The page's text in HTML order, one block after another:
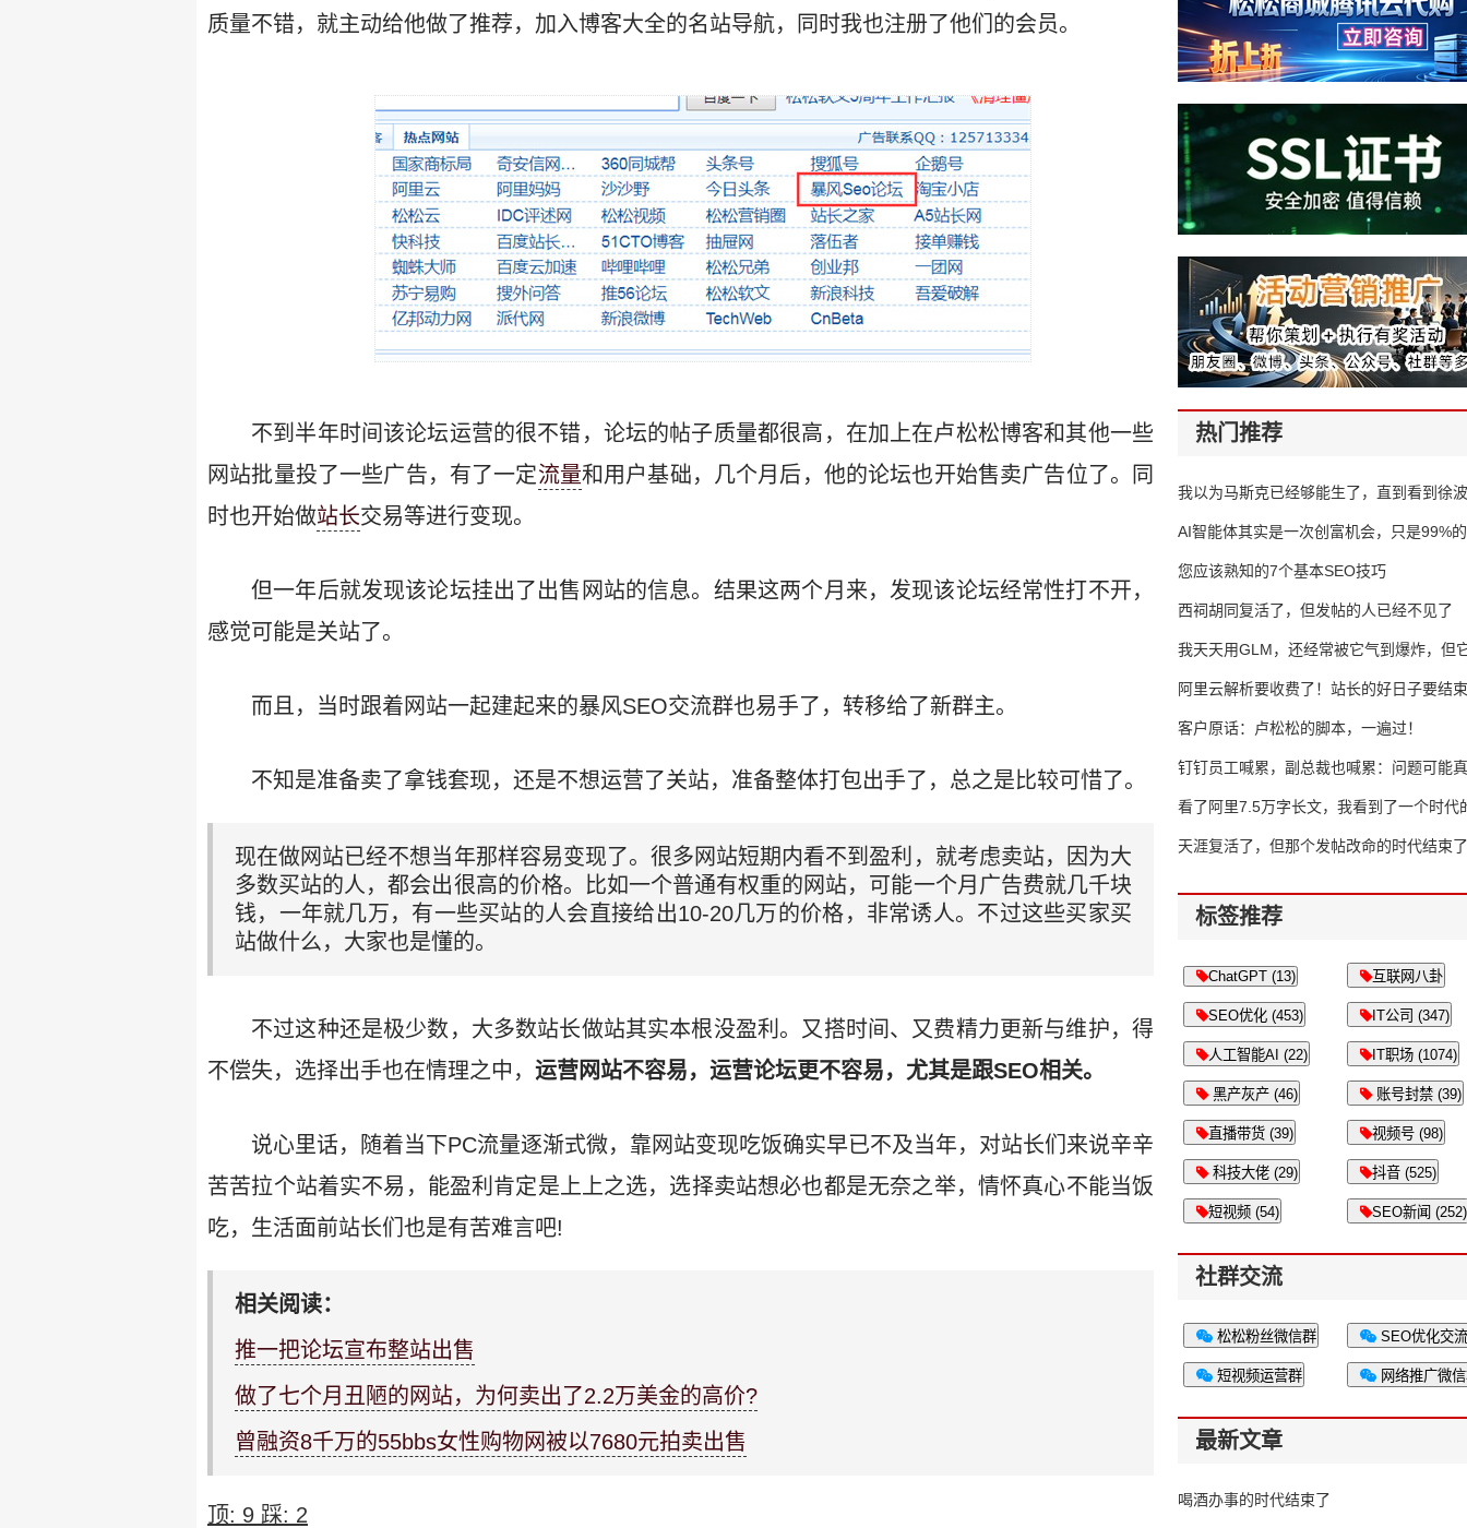
质量不错，就主动给他做了推荐，加入博客大全的名站导航，同时我也注册了他们的会员。
不到半年时间该论坛运营的很不错，论坛的帖子质量都很高，在加上在卢松松博客和其他一些
网站批量投了一些广告，有了一定流量和用户基础，几个月后，他的论坛也开始售卖广告位了。同
时也开始做站长交易等进行变现。
但一年后就发现该论坛挂出了出售网站的信息。结果这两个月来，发现该论坛经常性打不开，
感觉可能是关站了。
而且，当时跟着网站一起建起来的暴风SEO交流群也易手了，转移给了新群主。
不知是准备卖了拿钱套现，还是不想运营了关站，准备整体打包出手了，总之是比较可惜了。
现在做网站已经不想当年那样容易变现了。很多网站短期内看不到盈利，就考虑卖站，因为大
多数买站的人，都会出很高的价格。比如一个普通有权重的网站，可能一个月广告费就几千块
钱，一年就几万，有一些买站的人会直接给出10-20几万的价格，非常诱人。不过这些买家买
站做什么，大家也是懂的。
不过这种还是极少数，大多数站长做站其实本根没盈利。又搭时间、又费精力更新与维护，得
不偿失，选择出手也在情理之中， 运营网站不容易，运营论坛更不容易，尤其是跟SEO相关。
说心里话，随着当下PC流量逐渐式微，靠网站变现吃饭确实早已不及当年，对站长们来说辛辛
苦苦拉个站着实不易，能盈利肯定是上上之选，选择卖站想必也都是无奈之举，情怀真心不能当饭
吃，生活面前站长们也是有苦难言吧!
相关阅读：
推一把论坛宣布整站出售
做了七个月丑陋的网站，为何卖出了2.2万美金的高价?
曾融资8千万的55bbs女性购物网被以7680元拍卖出售
顶: 9 踩: 2
热门推荐
我以为马斯克已经够能生了，直到看到
AI智能体其实是一次创富机会，只是99%
错过了
您应该熟知的7个基本SEO技巧
西祠胡同复活了，但发帖的人已经不见了
我天天用GLM，还经常被它气到爆炸，但
16万亿
阿里云解析要收费了！站长的好日子要结
客户原话：卢松松的脚本，一遍过！
钉钉员工喊累，副总裁也喊累：问题可能
了
看了阿里7.5万字长文，我看到了一个时代
天涯复活了，但那个发帖改命的时代结束了
标签推荐
ChatGPT (13) 互联网八卦
SEO优化 (453) IT公司 (347)
人工智能AI (22) IT职场 (1074)
黑产灰产 (46) 账号封禁 (39)
直播带货 (39) 视频号 (98)
科技大佬 (29) 抖音 (525)
短视频 (54) SEO新闻 (252)
社群交流
松松粉丝微信群 SEO优化交
短视频运营群 网络推广微
最新文章
喝酒办事的时代结束了